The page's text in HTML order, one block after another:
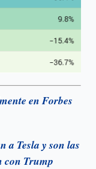
en Forbes
a Tesla y son las
con Trump